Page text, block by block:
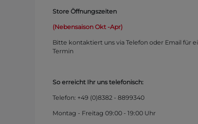
Store Öffnungszeiten
(Nebensaison Okt -Apr)
Bitte kontaktiert uns via Telefon oder Email für
Termin
So erreicht Ihr uns telefonisch:
Telefon: +49 (0)8382 - 8899340
Montag - Freitag 09:00 - 19:00 Uhr